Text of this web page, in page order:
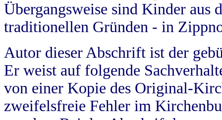
Übergangsweise sind Kinder aus
traditionellen Gründen - in
Autor dieser Abschrift ist der
Er weist auf folgende
von einer Kopie des Original-
zweifelsfreie Fehler im